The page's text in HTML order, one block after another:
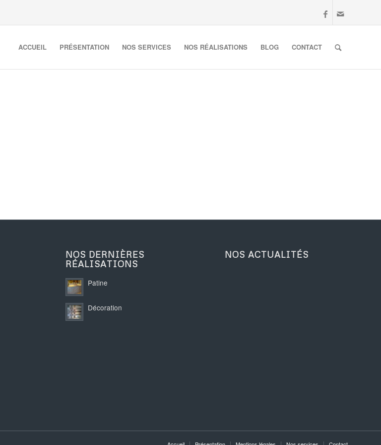
ACCUEIL PRÉSENTATION NOS SERVICES NOS RÉALISATIONS BLOG CONTACT
NOS DERNIÈRES
RÉALISATIONS
Patine
Décoration
NOS ACTUALITÉS